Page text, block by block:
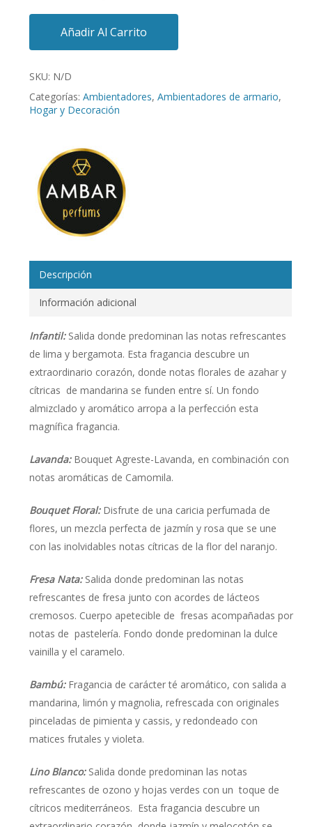
Añadir Al Carrito
SKU: N/D
Categorías: Ambientadores, Ambientadores de armario,
Hogar y Decoración
Descripción
Información adicional
Infantil:Salida donde predominan las notas refrescantes
de lima y bergamota. Esta fragancia descubre un
extraordinario corazón, donde notas florales de azahar y
cítricas de mandarina se funden entre sí. Un fondo
almizclado y aromático arropa a la perfección esta
magnífica fragancia.
Lavanda:Bouquet Agreste-Lavanda, en combinación con
notas aromáticas de Camomila.
Bouquet Floral:Disfrute de una caricia perfumada de
flores, un mezcla perfecta de jazmín y rosa que se une
con las inolvidables notas cítricas de la flor del naranjo.
Fresa Nata:Salida donde predominan las notas
refrescantes de fresa junto con acordes de lácteos
cremosos. Cuerpo apetecible de fresas acompañadas por
notas de pastelería. Fondo donde predominan la dulce
vainilla y el caramelo.
Bambú:Fragancia de carácter té aromático, con salida a
mandarina, limón y magnolia, refrescada con originales
pinceladas de pimienta y cassis, y redondeado con
matices frutales y violeta.
Lino Blanco:Salida donde predominan las notas
refrescantes de ozono y hojas verdes con un toque de
cítricos mediterráneos. Esta fragancia descubre un